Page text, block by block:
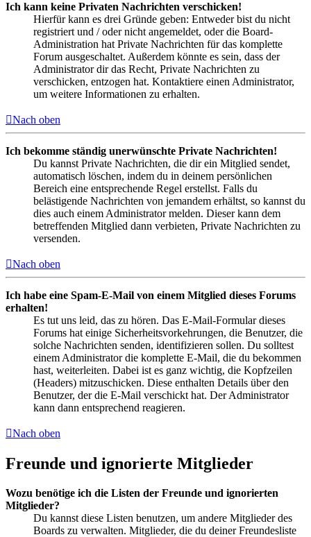
Ich kann keine Privaten Nachrichten verschicken!
Hierfür kann es drei Gründe geben: Entweder bist du nicht
registriert und / oder nicht angemeldet, oder die Board-
Administration hat Private Nachrichten für das komplette
Forum ausgeschaltet. Außerdem könnte es sein, dass der
Administrator dir das Recht, Private Nachrichten zu
verschicken, entzogen hat. Kontaktiere einen Administrator,
um weitere Informationen zu erhalten.
Nach oben
Ich bekomme ständig unerwünschte Private Nachrichten!
Du kannst Private Nachrichten, die dir ein Mitglied sendet,
automatisch löschen, indem du in deinem persönlichen
Bereich eine entsprechende Regel erstellst. Falls du
belästigende Nachrichten von jemandem erhältst, so kannst du
dies auch einem Administrator melden. Dieser kann dem
betreffenden Mitglied dann verbieten, Private Nachrichten zu
versenden.
Nach oben
Ich habe eine Spam-E-Mail von einem Mitglied dieses Forums
erhalten!
Es tut uns leid, das zu hören. Das E-Mail-Formular dieses
Forums hat einige Sicherheitsvorkehrungen, die Benutzer, die
solche Nachrichten senden, identifizieren sollen. Du solltest
einem Administrator die komplette E-Mail, die du bekommen
hast, weiterleiten. Dabei ist es ganz wichtig, die Kopfzeilen
(Headers) mitzuschicken. Diese enthalten Details über den
Benutzer, der die E-Mail verschickt hat. Der Administrator
kann dann entsprechend reagieren.
Nach oben
Freunde und ignorierte Mitglieder
Wozu benötige ich die Listen der Freunde und ignorierten
Mitglieder?
Du kannst diese Listen benutzen, um andere Mitglieder des
Boards zu verwalten. Mitglieder, die du deiner Freundesliste